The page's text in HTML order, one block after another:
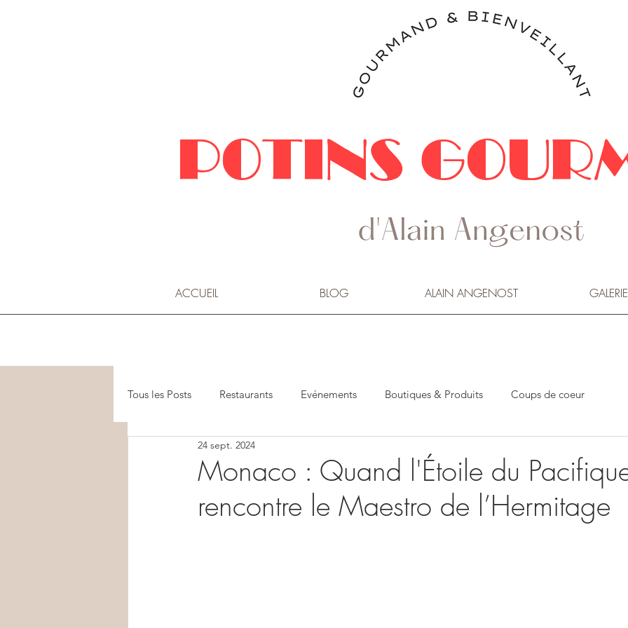
POTINS
ACCUEIL BLOG ALAIN ANGENOST GALERIE
Tous les Posts Restaurants Evénements Boutiques & Produits Coups de coeur
Monaco : Quand l'Étoile du
rencontre le Maestro de l’Hermitage
24 sept. 2024